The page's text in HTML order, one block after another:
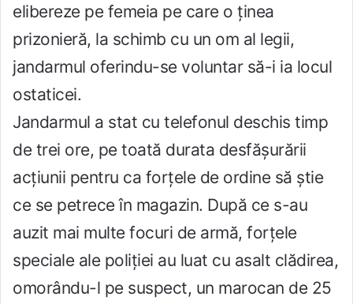
elibereze pe femeia pe care o ținea
prizonieră, la schimb cu un om al legii,
jandarmul oferindu-se voluntar să-i ia locul
ostaticei.
Jandarmul a stat cu telefonul deschis timp
de trei ore, pe toată durata desfășurării
acțiunii pentru ca forțele de ordine să știe
ce se petrece în magazin. După ce s-au
auzit mai multe focuri de armă, forțele
speciale ale poliției au luat cu asalt clădirea,
omorându-l pe suspect, un marocan de 25